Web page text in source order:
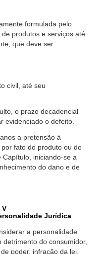
formulada pelo
produtos e serviços até
que deve ser
civil, até seu
o prazo decadencial
evidenciado o defeito.
a pretensão à
fato do produto ou do
iniciando-se a
do dano e de
V
Jurídica
a personalidade
do consumidor,
poder, infração da lei,